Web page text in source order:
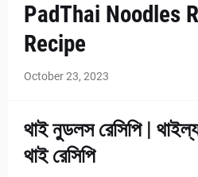
PadThai Noodles
Recipe
October 23, 2023
থাই নুডলস রেসিপি |
থাই রেসিপি